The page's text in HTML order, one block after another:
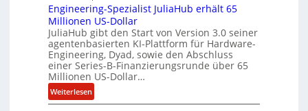
z
a
h
l
e
n
i
s
a
n
C
o
u
r
s
o
Engineering-Spezialist JuliaHub erhält 65
Millionen US-Dollar
JuliaHub gibt den Start von Version 3.0 seiner
agentenbasierten KI-Plattform für Hardware-
Engineering, Dyad, sowie den Abschluss
einer Series-B-Finanzierungsrunde über 65
Millionen US-Dollar…
Weiterlesen:
E